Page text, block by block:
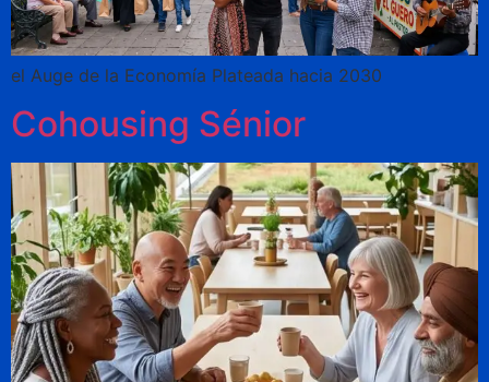
el Auge de la Economía Plateada hacia 2030
Cohousing Sénior